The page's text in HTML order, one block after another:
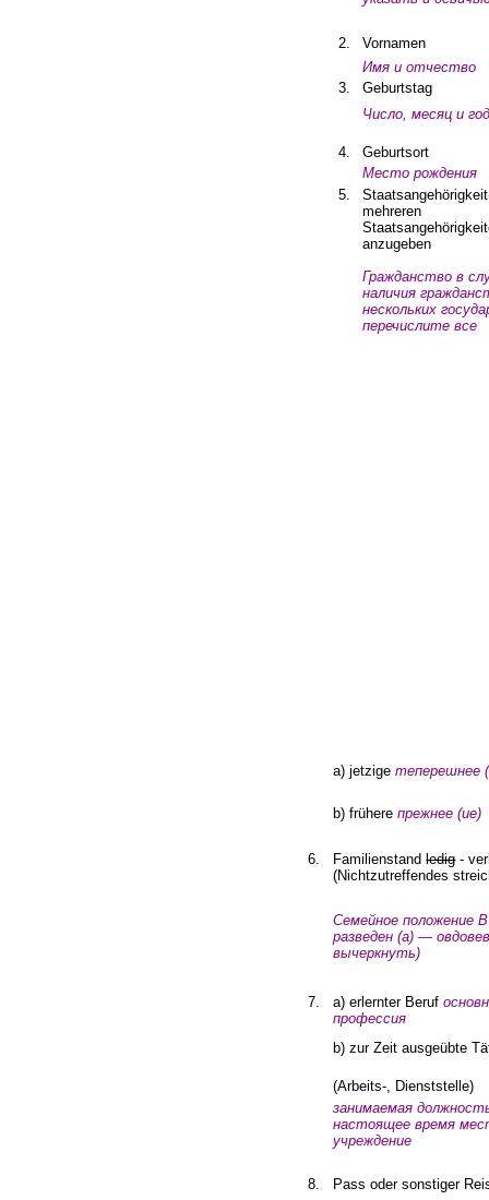
2.
Vornamen
Имя и отчество
3.
Geburtstag
Число ,месяц и
4.
Geburtsort
Место рождения
5.
Staatsangehö
mehreren
Staatsangehö
anzugeben
Гражданство в
наличия
нескольких
перечис­лите все
a) jetzigeтеперешнее (
b) frühereпрежнее (ие)
6. Familienstandledig-
(Nichtzutreffendes
Семейное положение В
разведен (а)—
вычеркнуть)
7. a)erlernter Beruf
профессия
b) zur Zeit ausgeübte Tä
(Arbeits-, Dienststelle)
занимаемая
настоящее время
учреж­дение
8. Pass oder sonstiger